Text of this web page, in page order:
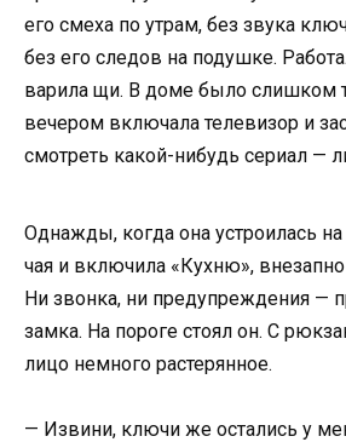
его смеха по утрам, без звука
без его следов на подушке.
варила щи. В доме было слишком
вечером включала телевизор и
смотреть какой-нибудь сериал —
Однажды, когда она устроилась
чая и включила «Кухню»,
Ни звонка, ни предупреждения —
замка. На пороге стоял он. С
лицо немного растерянное.
— Извини, ключи же остались у